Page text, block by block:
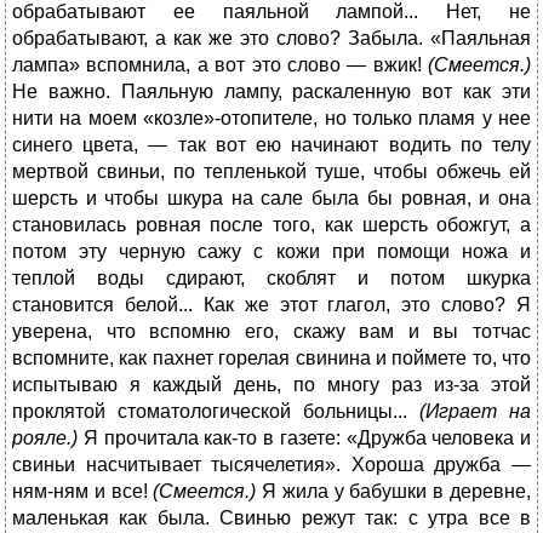
обрабатывают ее паяльной лампой... Нет, не
обрабатывают, а как же это слово? Забыла. «Паяльная
лампа» вспомнила, а вот это слово — вжик! (Смеется.)
Не важно. Паяльную лампу, раскаленную вот как эти
нити на моем «козле»-отопителе, но только пламя у нее
синего цвета, — так вот ею начинают водить по телу
мертвой свиньи, по тепленькой туше, чтобы обжечь ей
шерсть и чтобы шкура на сале была бы ровная, и она
становилась ровная после того, как шерсть обожгут, а
потом эту черную сажу с кожи при помощи ножа и
теплой воды сдирают, скоблят и потом шкурка
становится белой... Как же этот глагол, это слово? Я
уверена, что вспомню его, скажу вам и вы тотчас
вспомните, как пахнет горелая свинина и поймете то, что
испытываю я каждый день, по многу раз из-за этой
проклятой стоматологической больницы... (Играет на
рояле.) Я прочитала как-то в газете: «Дружба человека и
свиньи насчитывает тысячелетия». Хороша дружба —
ням-ням и все!(Смеется.) Я жила у бабушки в деревне,
маленькая как была. Свинью режут так: с утра все в